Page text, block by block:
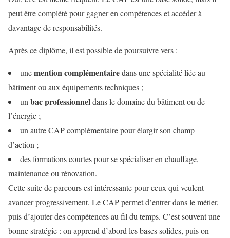
peut être complété pour gagner en compétences et accéder à
davantage de responsabilités.
Après ce diplôme, il est possible de poursuivre vers :
unemention complémentairedans une spécialité liée au
bâtiment ou aux équipements techniques ;
un bac professionneldans le domaine du bâtiment ou de
l’énergie ;
un autre CAP complémentaire pour élargir son champ
d’action ;
des formations courtes pour se spécialiser en chauffage,
maintenance ou rénovation.
Cette suite de parcours est intéressante pour ceux qui veulent
avancer progressivement. Le CAP permet d’entrer dans le métier,
puis d’ajouter des compétences au fil du temps. C’est souvent une
bonne stratégie : on apprend d’abord les bases solides, puis on